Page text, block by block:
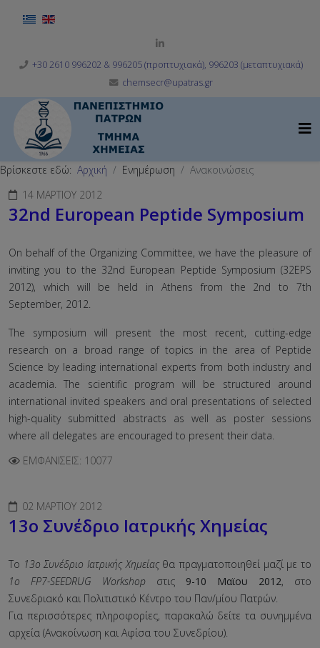
Επιλέξτε τη γλώσσα σας
+30 2610 996202 & 996205 (προπτυχιακά), 996203 (μεταπτυχιακά)
chemsecr@upatras.gr
Βρίσκεστε εδώ: Αρχική Ενημέρωση
Ανακοινώσεις
14 ΜΑΡΤΊΟΥ 2012
32nd European Peptide Symposium
On behalf of the Organizing Committee, we have the pleasure of
inviting you to the 32nd European Peptide Symposium (32EPS
2012), which will be held in Athens from the 2nd to 7th
September, 2012.
The symposium will present the most recent, cutting-edge
research on a broad range of topics in the area of Peptide
Science by leading international experts from both industry and
academia. The scientific program will be structured around
international invited speakers and oral presentations of selected
high-quality submitted abstracts as well as poster sessions
where all delegates are encouraged to present their data.
ΕΜΦΑΝΊΣΕΙΣ: 10077
02 ΜΑΡΤΊΟΥ 2012
13ο Συνέδριο Ιατρικής Χημείας
Το 13ο Συνέδριο Ιατρικής Χημείαςθα πραγματοποιηθεί μαζί με το
1ο FP7-SEEDRUG Workshop στις 9-10 Μαϊου 2012, στο
Συνεδριακό και Πολιτιστικό Κέντρο του Παν/μίου Πατρών.
Για περισσότερες πληροφορίες, παρακαλώ δείτε τα συνημμένα
αρχεία (Ανακοίνωση και Αφίσα του Συνεδρίου).